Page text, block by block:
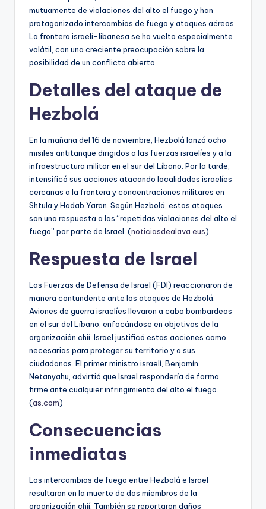
mutuamente de violaciones del alto el fuego y han
protagonizado intercambios de fuego y ataques aéreos.
La frontera israelí-libanesa se ha vuelto especialmente
volátil, con una creciente preocupación sobre la
posibilidad de un conflicto abierto.
Detalles del ataque de
Hezbolá
En la mañana del 16 de noviembre, Hezbolá lanzó ocho
misiles antitanque dirigidos a las fuerzas israelíes y a la
infraestructura militar en el sur del Líbano. Por la tarde,
intensificó sus acciones atacando localidades israelíes
cercanas a la frontera y concentraciones militares en
Shtula y Hadab Yaron. Según Hezbolá, estos ataques
son una respuesta a las “repetidas violaciones del alto el
fuego” por parte de Israel. (noticiasdealava.eus)
Respuesta de Israel
Las Fuerzas de Defensa de Israel (FDI) reaccionaron de
manera contundente ante los ataques de Hezbolá.
Aviones de guerra israelíes llevaron a cabo bombardeos
en el sur del Líbano, enfocándose en objetivos de la
organización chií. Israel justificó estas acciones como
necesarias para proteger su territorio y a sus
ciudadanos. El primer ministro israelí, Benjamín
Netanyahu, advirtió que Israel respondería de forma
firme ante cualquier infringimiento del alto el fuego.
(as.com)
Consecuencias
inmediatas
Los intercambios de fuego entre Hezbolá e Israel
resultaron en la muerte de dos miembros de la
organización chií. También se reportaron daños